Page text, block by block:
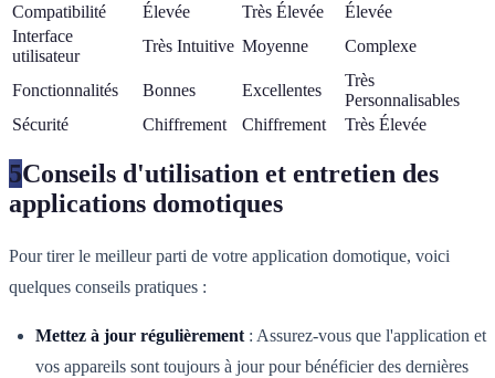
Compatibilité
Élevée Très Élevée
Élevée
Interface
utilisateur
Très Intuitive Moyenne Complexe
Fonctionnalités Bonnes Excellentes
Très
Personnalisables
Sécurité
Chiffrement Chiffrement Très Élevée
5Conseils d'utilisation et entretien des
applications domotiques
Pour tirer le meilleur parti de votre application domotique, voici
quelques conseils pratiques :
Mettez à jour régulièrement : Assurez-vous que l'application et
vos appareils sont toujours à jour pour bénéficier des dernières